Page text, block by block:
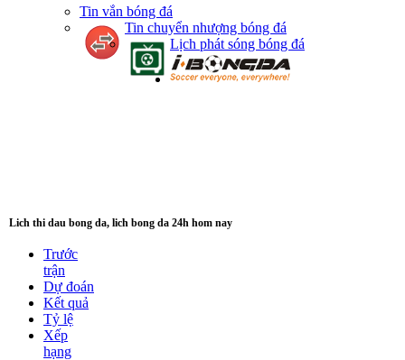
Tin vắn bóng đá
Tin chuyển nhượng bóng đá
Lịch phát sóng bóng đá
Lich thi dau bong da, lich bong da 24h hom nay
Trước
trận
Dự đoán
Kết quả
Tỷ lệ
Xếp
hạng